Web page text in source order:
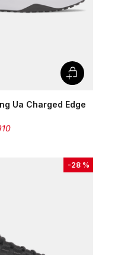
Ua Charged Edge
-28 %